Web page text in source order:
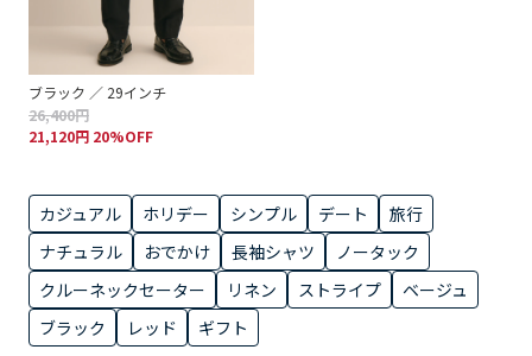
ブラック ／ 29インチ
26,400円
21,120円 20%OFF
カジュアル ホリデー シンプル デート
旅行
ナチュラル
おでかけ 長袖シャツ
ノータック
クルーネックセーター
リネン ストライプ
ベージュ
ブラック
レッド ギフト